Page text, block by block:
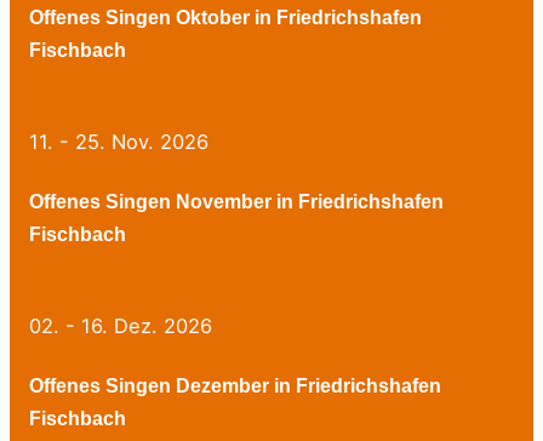
Offenes Singen Oktober in Friedrichshafen
Fischbach
11. - 25. Nov. 2026
Offenes Singen November in Friedrichshafen
Fischbach
02. - 16. Dez. 2026
Offenes Singen Dezember in Friedrichshafen
Fischbach